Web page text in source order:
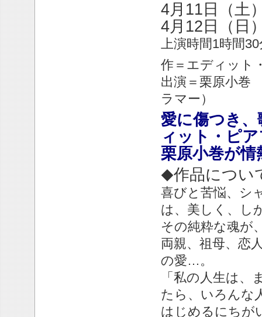
4月11日（土
4月12日（日
上演時間1時間
作＝エディッ
出演＝栗原小
ラマー）
愛に傷つき
ィット・ピ
栗原小巻が
◆作品につい
喜びと苦悩、シ
は、美しく、し
その純粋な魂が
両親、祖母、恋
の愛…。
「私の人生は
たら、いろんな
はじめるにちが